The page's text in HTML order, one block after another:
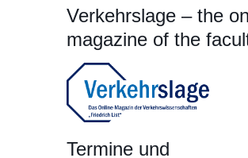
Verkehrslage – the
magazine of the
Termine und